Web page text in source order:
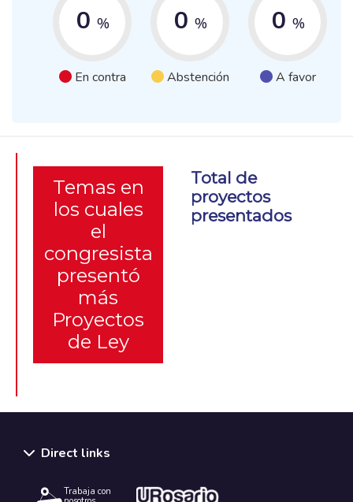
0 %
En contra
0 %
Abstención
0 %
A favor
Temas en
los cuales
el
congresista
presentó
más
Proyectos
de Ley
Total de
proyectos
presentados
Direct links
Trabaja con